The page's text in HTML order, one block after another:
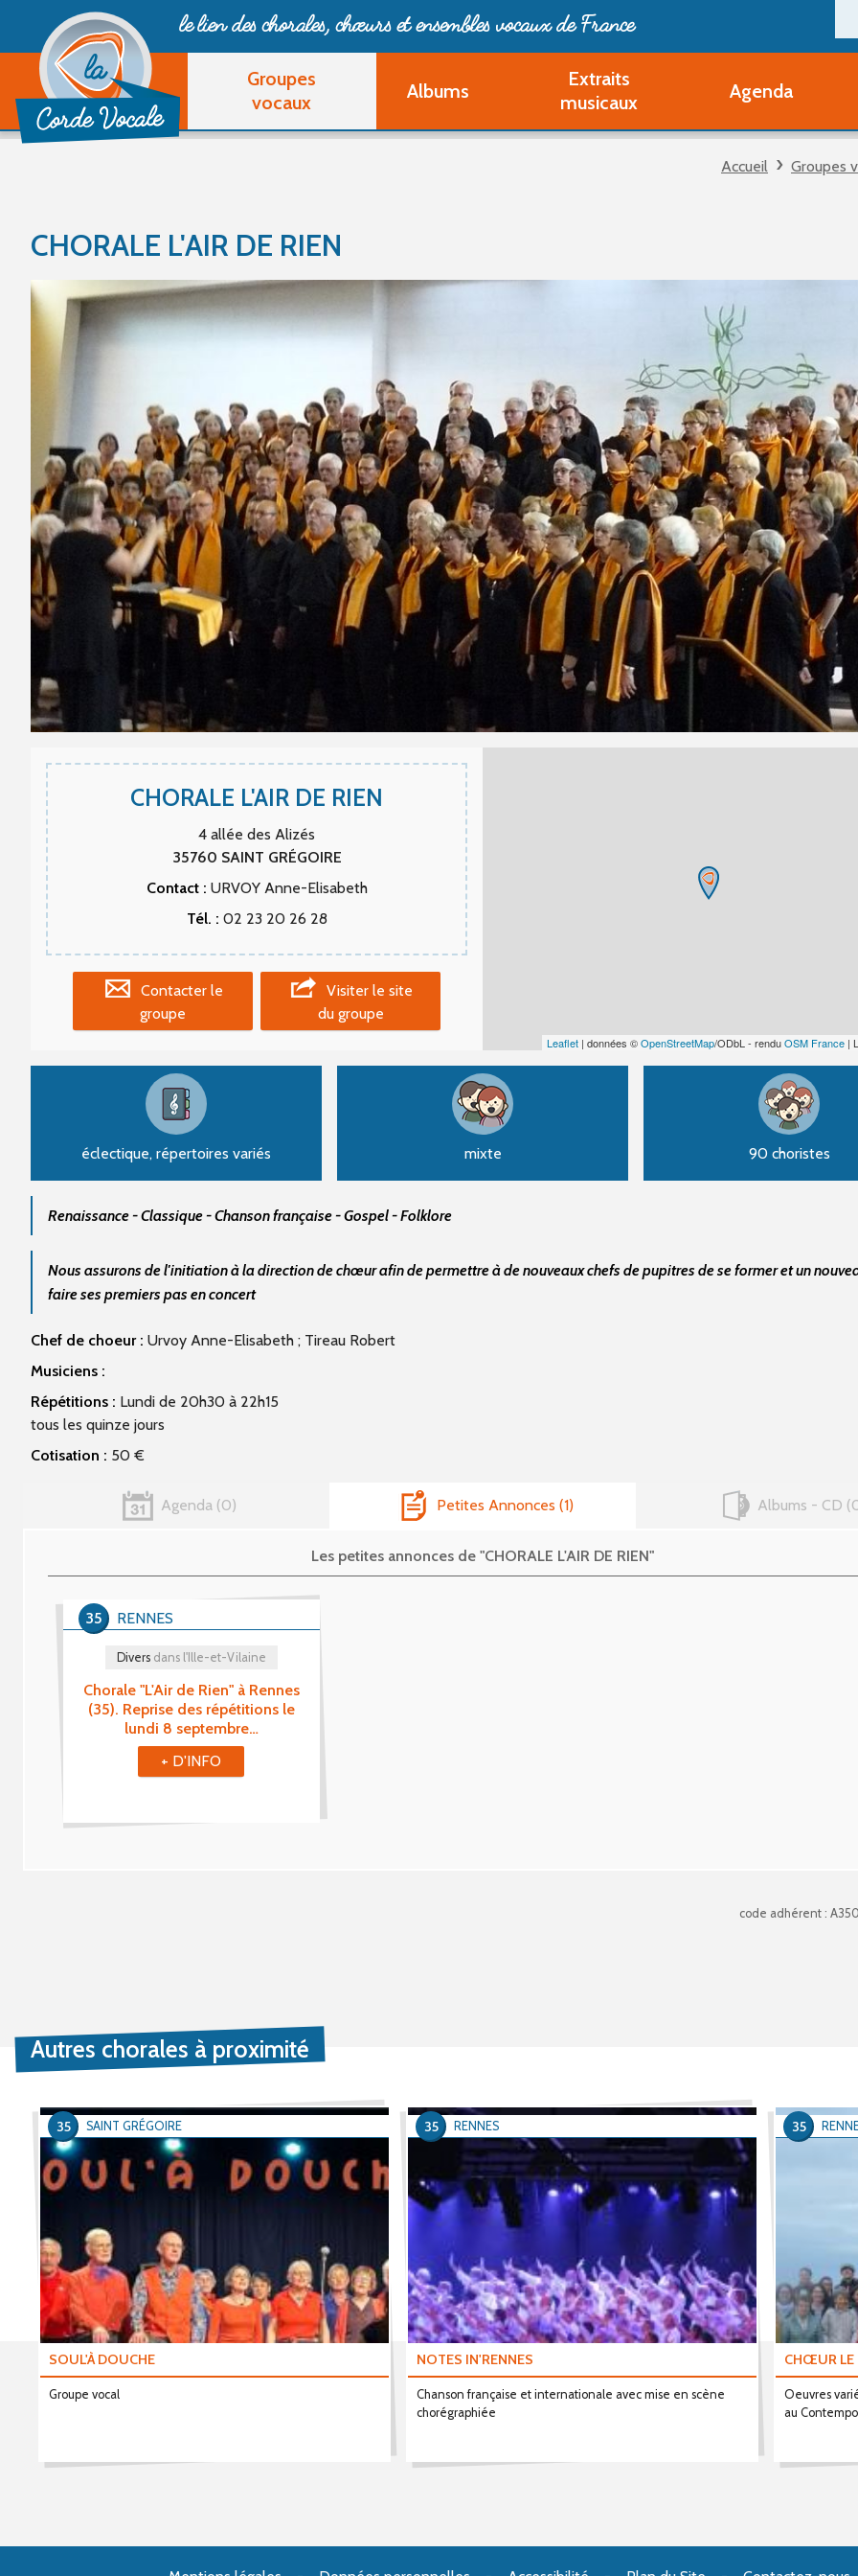
le lien des chorales, chœurset ensembles vocaux de France
Groupes
vocaux
Albums
Extraits
musicaux
Agenda
Accueil Groupes
CHORALE L'AIR DE RIEN
CHORALE L'AIR DE RIEN
4 allée des Alizés
35760 SAINT GRÉGOIRE
Contact : URVOY Anne-Elisabeth
Tél. : 02 23 20 26 28
Contacter le
groupe
Visiter le site
du groupe
Leaflet | données ©OpenStreetMap/ODbL - renduOSM France |
éclectique, répertoires variés mixte 90 choristes
Renaissance - Classique - Chanson française - Gospel - Folklore
Nous assurons de l'initiation à la direction de chœur afin de permettre à de nouveaux chefs de pupitres de se former et un
faire ses premiers pas en concert
Chef de choeur : Urvoy Anne-Elisabeth ; Tireau Robert
Musiciens :
Répétitions : Lundi de 20h30 à 22h15
tous les quinze jours
Cotisation : 50 €
Agenda 0 Petites Annonces 1
Les petites annonces de "CHORALE L'AIR DE RIEN"
Chorale "L'Air de Rien" à Rennes
(35). Reprise des répétitions le
lundi 8 septembre…
Diversdans l'Ille-et-Vilaine
RENNES
35
+ D'INFO
Albums - CD
code adhérent :
Autres chorales à proximité
SOUL'À DOUCHE
Groupe vocal
SAINT GRÉGOIRE
35
NOTES IN'RENNES
Chanson française et internationale avec mise en scène
chorégraphiée
RENNES
35
CHŒUR LE
Oeuvres
au
35